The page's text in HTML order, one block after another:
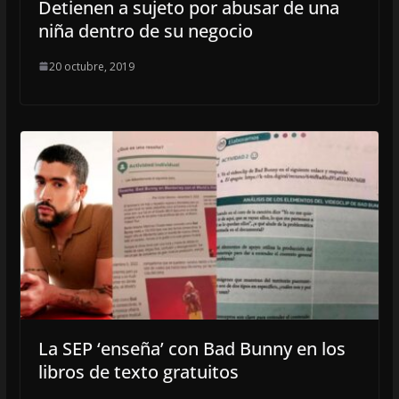
Detienen a sujeto por abusar de una
niña dentro de su negocio
20 octubre, 2019
La SEP ‘enseña’ con Bad Bunny en los
libros de texto gratuitos